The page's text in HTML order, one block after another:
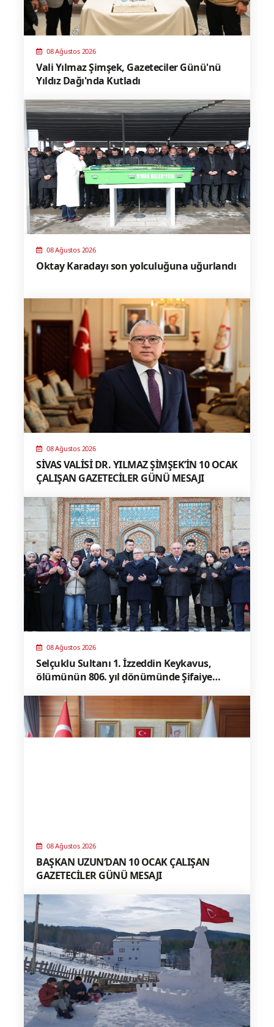
08 Ağustos 2026
Vali Yılmaz Şimşek, Gazeteciler Günü'nü
Yıldız Dağı'nda Kutladı
08 Ağustos 2026
Oktay Karadayı son yolculuğuna uğurlandı
08 Ağustos 2026
SİVAS VALİSİ DR. YILMAZ ŞİMŞEK’İN 10 OCAK
ÇALIŞAN GAZETECİLER GÜNÜ MESAJI
08 Ağustos 2026
Selçuklu Sultanı 1. İzzeddin Keykavus,
ölümünün 806. yıl dönümünde Şifaiye
anıldı
08 Ağustos 2026
BAŞKAN UZUN’DAN 10 OCAK ÇALIŞAN
GAZETECİLER GÜNÜ MESAJI